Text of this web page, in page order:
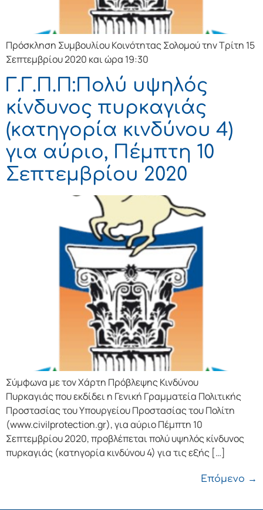
Πρόσκληση Συμβουλίου Κοινότητας Σολομού την Τρίτη 15
Σεπτεμβρίου 2020 και ώρα 19:30
Γ.Γ.Π.Π:Πολύ υψηλός
κίνδυνος πυρκαγιάς
(κατηγορία κινδύνου 4)
για αύριο, Πέμπτη 10
Σεπτεμβρίου 2020
Σύμφωνα με τον Χάρτη Πρόβλεψης Κινδύνου
Πυρκαγιάς που εκδίδει η Γενική Γραμματεία Πολιτικής
Προστασίας του Υπουργείου Προστασίας του Πολίτη
(www.civilprotection.gr), για αύριο Πέμπτη 10
Σεπτεμβρίου 2020, προβλέπεται πολύ υψηλός κίνδυνος
πυρκαγιάς (κατηγορία κινδύνου 4) για τις εξής […]
Επόμενο →